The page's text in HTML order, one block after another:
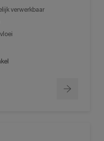
verwerkbaar